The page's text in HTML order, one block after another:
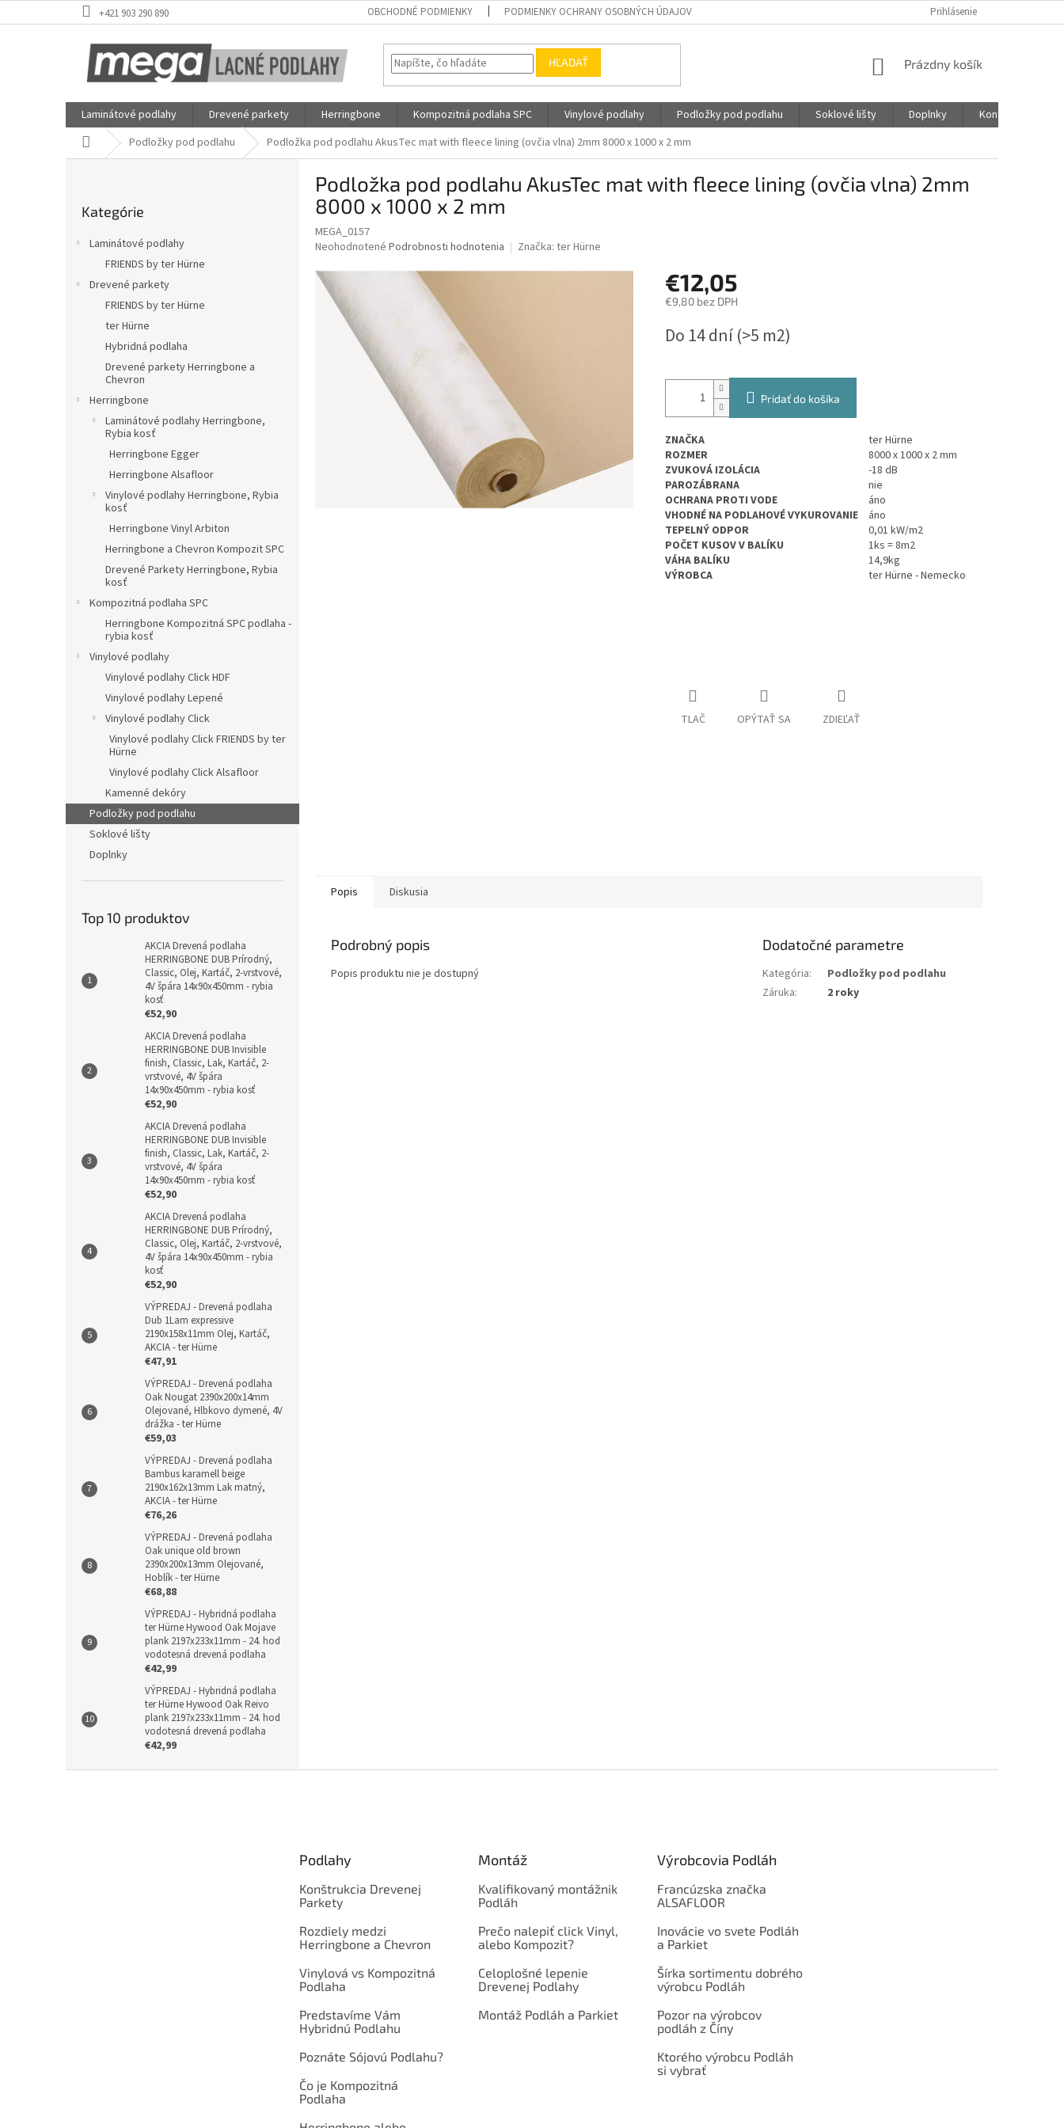
na
+421 903 290 890 OBCHODNÉ PODMIENKY PODMIENKY OCHRANY OSOBNÝCH ÚDAJOV Prihlásenie
HĽADAŤ
NÁKUPNÝ
Prázdny košík
Laminátové podlahy Drevené parkety Herringbone Kompozitná podlaha SPC Vinylové podlahy Podložky pod podlahu Soklové lišty Doplnky
Kontakty
DomovPodložky pod podlahu Podložka pod podlahu AkusTec mat with fleece lining (ovčia vlna) 2mm 8000 x 1000 x 2 mm
kategórie
Kategórie
Laminátové podlahy
FRIENDS by ter Hürne
Drevené parkety
FRIENDS by ter Hürne
ter Hürne
Hybridná podlaha
Drevené parkety Herringbone a
Chevron
Herringbone
Laminátové podlahy Herringbone,
Rybia kosť
Herringbone Egger
Herringbone Alsafloor
Vinylové podlahy Herringbone, Rybia
kosť
Herringbone Vinyl Arbiton
Herringbone a Chevron Kompozit SPC
Drevené Parkety Herringbone, Rybia
kosť
Kompozitná podlaha SPC
Herringbone Kompozitná SPC podlaha -
rybia kosť
Vinylové podlahy
Vinylové podlahy Click HDF
Vinylové podlahy Lepené
Vinylové podlahy Click
Vinylové podlahy Click FRIENDS by ter
Hürne
Vinylové podlahy Click Alsafloor
Kamenné dekóry
Podložky pod podlahu
Soklové lišty
Doplnky
Top 10 produktov
AKCIA Drevená podlaha
HERRINGBONE DUB Prírodný,
Classic, Olej, Kartáč, 2-vrstvové,
4V špára 14x90x450mm - rybia
kosť
€52,90
AKCIA Drevená podlaha
HERRINGBONE DUB Invisible
finish, Classic, Lak, Kartáč, 2-
vrstvové, 4V špára
14x90x450mm - rybia kosť
€52,90
AKCIA Drevená podlaha
HERRINGBONE DUB Invisible
finish, Classic, Lak, Kartáč, 2-
vrstvové, 4V špára
14x90x450mm - rybia kosť
€52,90
AKCIA Drevená podlaha
HERRINGBONE DUB Prírodný,
Classic, Olej, Kartáč, 2-vrstvové,
4V špára 14x90x450mm - rybia
kosť
€52,90
VÝPREDAJ - Drevená podlaha
Dub 1Lam expressive
2190x158x11mm Olej, Kartáč,
AKCIA - ter Hürne
€47,91
VÝPREDAJ - Drevená podlaha
Oak Nougat 2390x200x14mm
Olejované, Hlbkovo dymené, 4V
drážka - ter Hürne
€59,03
VÝPREDAJ - Drevená podlaha
Bambus karamell beige
2190x162x13mm Lak matný,
AKCIA - ter Hürne
€76,26
VÝPREDAJ - Drevená podlaha
Oak unique old brown
2390x200x13mm Olejované,
Hoblík - ter Hürne
€68,88
VÝPREDAJ - Hybridná podlaha
ter Hürne Hywood Oak Mojave
plank 2197x233x11mm - 24. hod
vodotesná drevená podlaha
€42,99
VÝPREDAJ - Hybridná podlaha
ter Hürne Hywood Oak Reivo
plank 2197x233x11mm - 24. hod
vodotesná drevená podlaha
€42,99
Podložka pod podlahu AkusTec mat with fleece lining (ovčia vlna) 2mm
8000 x 1000 x 2 mm
MEGA_0157
Priemerné
produktu
hviezdičiek.
Neohodnotené Podrobnosti hodnotenia Značka: ter Hürne
€12,05
€9,80 bez DPH
cena:
Do 14 dní(>5 m2)
Pridať do košíka
ZNAČKA
ter Hürne
ROZMER
8000 x 1000 x 2 mm
ZVUKOVÁ IZOLÁCIA
-18 dB
PAROZÁBRANA
nie
OCHRANA PROTI VODE
áno
VHODNÉ NA PODLAHOVÉ VYKUROVANIE
áno
TEPELNÝ ODPOR
0,01 kW/m2
POČET KUSOV V BALÍKU
1ks = 8m2
VÁHA BALÍKU
14,9kg
VÝROBCA
ter Hürne - Nemecko
TLAČ OPÝTAŤ SA ZDIEĽAŤ
Popis Diskusia
Podrobný popis
Popis produktu nie je dostupný
Dodatočné parametre
Kategória:
Podložky pod podlahu
Záruka: 2 roky
Podlahy
Konštrukcia Drevenej
Parkety
Rozdiely medzi
Herringbone a Chevron
Vinylová vs Kompozitná
Podlaha
Predstavíme Vám
Hybridnú Podlahu
Poznáte Sójovú Podlahu?
Čo je Kompozitná
Podlaha
Montáž
Kvalifikovaný montážnik
Podláh
Prečo nalepiť click Vinyl,
alebo Kompozit?
Celoplošné lepenie
Drevenej Podlahy
Montáž Podláh a Parkiet
Výrobcovia Podláh
Francúzska značka
ALSAFLOOR
Inovácie vo svete Podláh
a Parkiet
Šírka sortimentu dobrého
výrobcu Podláh
Pozor na výrobcov
podláh z Číny
Ktorého výrobcu Podláh
si vybrať